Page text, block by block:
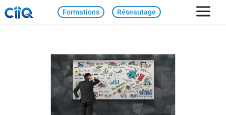
Formations Réseautage